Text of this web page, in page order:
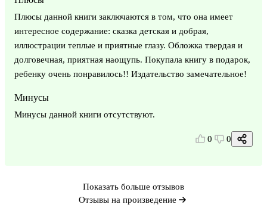
Плюсы данной книги заключаются в том, что она имеет
интересное содержание: сказка детская и добрая,
иллюстрации теплые и приятные глазу. Обложка твердая и
долговечная, приятная наощупь. Покупала книгу в подарок,
ребенку очень понравилось!! Издательство замечательное!
Минусы
Минусы данной книги отсутствуют.
0 0
Показать больше отзывов
Отзывы на произведение